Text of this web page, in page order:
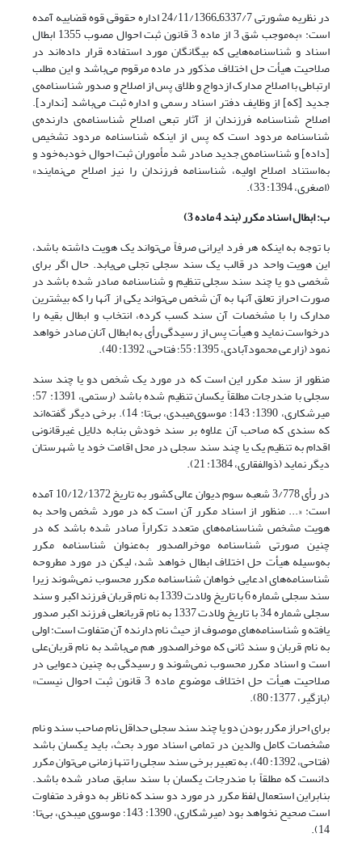
در نظریه مشورتی 6337/7ـ24/11/1366 اداره حقوقی قوه قضاییه آمده
است: «به‌موجب شق 3 از ماده 3 قانون ثبت احوال مصوب 1355 ابطال
اسناد و شناسنامه‌هایی که بیگانگان مورد استفاده قرار داده‌اند در
صلاحیت هیأت حل اختلاف مذکور در ماده مرقوم می‌باشد و این مطلب
ارتباطی با اصلاح مدارک ازدواج و طلاق پس از اصلاح و صدور شناسنامه‌ی
جدید [که] از وظایف دفتر اسناد رسمی و اداره ثبت می‌باشد [ندارد].
اصلاح شناسنامه‌ فرزندان از آثار تبعی اصلاح شناسنامه‌ی دارنده‌ی
شناسنامه مردود است که پس از اینکه شناسنامه مردود تشخیص
[داده] و شناسنامه‌ی جدید صادر شد مأموران ثبت احوال خود‌به‌خود و
به‌استناد اصلاح اولیه، شناسنامه‌ فرزندان را نیز اصلاح می‌نمایند»
(اصغری، 1394: 33).
ب: ابطال اسناد مکرر (بند 4 ماده 3)
با توجه به اینکه هر فرد ایرانی صرفاً می‌تواند یک هویت داشته باشد،
این هویت واحد در قالب یک سند سجلی تجلی می‌یابد. حال اگر برای
شخصی دو یا چند سند سجلی تنظیم و شناسنامه صادر شده باشد در
صورت احراز تعلق آنها به آن شخص می‌تواند یکی از آنها را که بیشترین
مدارک را با مشخصات آن سند کسب کرده، انتخاب و ابطال بقیه را
درخواست نماید و هیأت پس از رسیدگی رأی به ابطال آنان صادر خواهد
نمود (زارعی محمودآبادی، 1395: 55؛ فتاحی، 1392: 40).
منظور از سند مکرر این است که در مورد یک شخص دو یا چند سند
سجلی با مندرجات مطلقاً یکسان تنظیم شده باشد (رستمی، 1391: 57؛
میرشکاری، 1390: 143؛ موسوی‌میبدی، بی‌تا: 14). برخی دیگر گفته‌اند
که سندی که صاحب آن علاوه بر سند خودش بنا‌به دلایل غیرقانونی
اقدام به تنظیم یک یا چند سند سجلی در محل اقامت خود یا شهرستان
دیگر نماید (ذوالفقاری، 1384: 21).
در رأی 3/778 شعبه سوم دیوان ‌عالی ‌کشور به تاریخ 10/12/1372 آمده
است: «... منظور از اسناد مکرر آن است که در مورد شخص واحد به
هویت مشخص شناسنامه‌های متعدد تکراراً صادر شده باشد که در
چنین صورتی شناسنامه موخرالصدور به‌عنوان شناسنامه مکرر
به‌وسیله هیأت حل اختلاف ابطال خواهد شد، لیکن در مورد مطروحه
شناسنامه‌های ادعایی خواهان شناسنامه مکرر محسوب نمی‌شوند زیرا
سند سجلی شماره 6 با تاریخ ولادت 1339 به نام قربان فرزند اکبر و سند
سجلی شماره 34 با تاریخ ولادت 1337 به نام قربانعلی فرزند اکبر صدور
یافته و شناسنامه‌های موصوف از حیث نام دارنده آن متفاوت است: اولی
به نام قربان و سند ثانی که موخرالصدور هم می‌باشد به نام قربان‌علی
است و اسناد مکرر محسوب نمی‌شوند و رسیدگی به چنین دعوایی در
صلاحیت هیأت حل اختلاف موضوع ماده 3 قانون ثبت احوال نیست»
(بازگیر، 1377: 80).
برای احراز مکرر بودن دو یا چند سند سجلی حداقل نام صاحب سند و نام
مشخصات کامل والدین در تمامی اسناد مورد بحث، باید یکسان باشد
(فتاحی، 1392: 40)، به تعبیر برخی سند سجلی را تنها زمانی می‌توان مکرر
دانست که مطلقاً با مندرجات یکسان با سند سابق صادر شده باشد.
بنابراین استعمال لفظ مکرر در مورد دو سند که ناظر به دو فرد متفاوت
است صحیح نخواهد بود (میرشکاری، 1390: 143؛ موسوی میبدی، بی‌تا:
14).